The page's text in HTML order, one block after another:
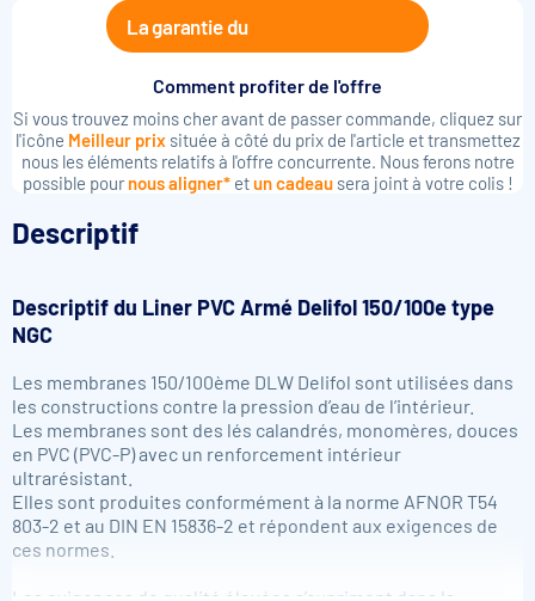
La garantie du
Comment profiter de l'offre
Si vous trouvez moins cher avant de passer commande, cliquez sur
l'icône Meilleur prixsituée à côté du prix de l'article et transmettez
nous les éléments relatifs à l'offre concurrente. Nous ferons notre
possible pour nous aligner*etun cadeausera joint à votre colis !
Descriptif
Descriptif du Liner PVC Armé Delifol 150/100e type
NGC
Les membranes 150/100ème DLW Delifol sont utilisées dans
les constructions contre la pression d’eau de l’intérieur.
Les membranes sont des lés calandrés, monomères, douces
en PVC (PVC-P) avec un renforcement intérieur
ultrarésistant.
Elles sont produites conformément à la norme AFNOR T54
803-2 et au DIN EN 15836-2 et répondent aux exigences de
ces normes.